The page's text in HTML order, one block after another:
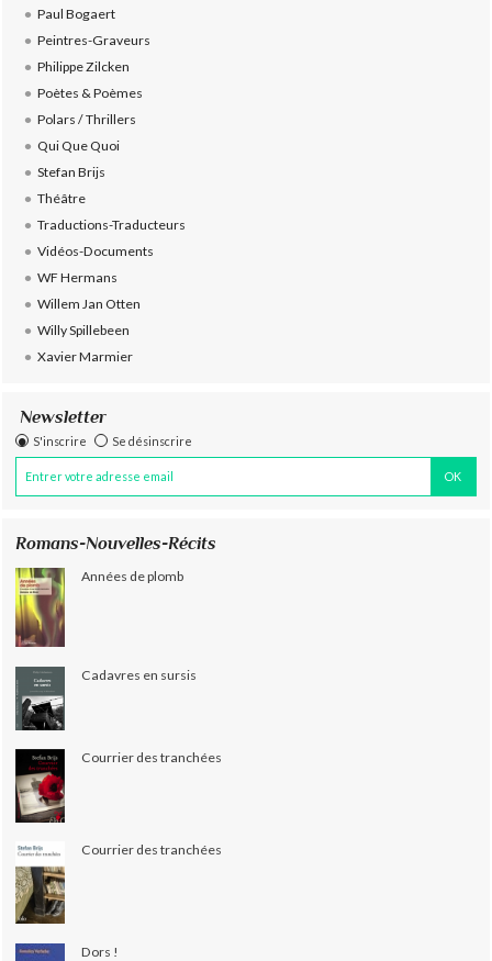
Paul Bogaert
Peintres-Graveurs
Philippe Zilcken
Poètes & Poèmes
Polars / Thrillers
Qui Que Quoi
Stefan Brijs
Théâtre
Traductions-Traducteurs
Vidéos-Documents
WF Hermans
Willem Jan Otten
Willy Spillebeen
Xavier Marmier
Newsletter
S'inscrire Se désinscrire
Romans-Nouvelles-Récits
Années de plomb
Cadavres en sursis
Courrier des tranchées
Courrier des tranchées
Dors !